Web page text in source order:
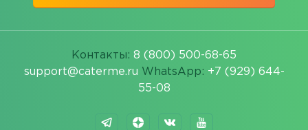
Контакты: 8 (800) 500-68-65
support@caterme.ru WhatsApp: +7 (929) 644-
55-08